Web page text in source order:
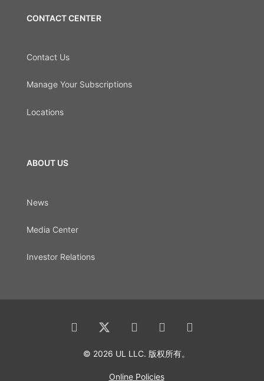
CONTACT CENTER
Contact Us
Manage Your Subscriptions
Locations
ABOUT US
News
Media Center
Investor Relations
© 2026 UL LLC. 版权所有。
Online Policies